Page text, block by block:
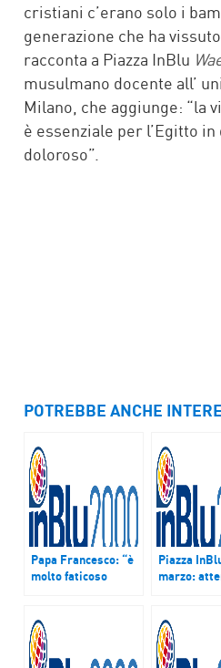
cristiani c’erano solo i
generazione che ha
racconta a Piazza InBlu
musulmano docente all’
Milano, che aggiunge: “la
è essenziale per l’Egitto
doloroso”.
POTREBBE ANCHE
Papa Francesco: “è
molto faticoso
perché spesso
siamo schiavi del
nostro egoismo”
Piazza
marzo:
centro italia